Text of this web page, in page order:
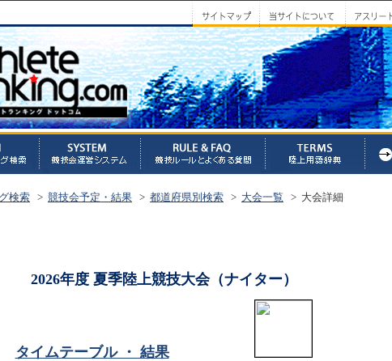
検索 > 競技会予定・結果 > 都道府県別検索 > 大会一覧 > 大会詳細
2026年度 夏季陸上競技大会（ナイター）
タイムテーブル ・ 結果